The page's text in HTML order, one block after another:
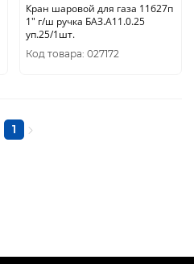
Кран шаровой для газа 11б27п
1" г/ш ручка БАЗ.А11.0.25
уп.25/1шт.
Код товара: 027172
1